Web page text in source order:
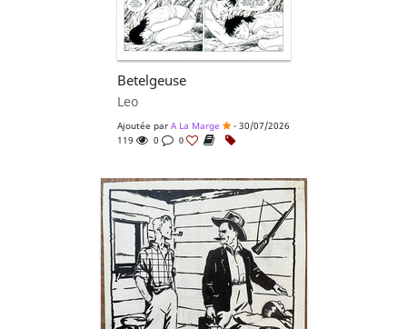
Betelgeuse
Leo
Ajoutée par A La Marge
- 30/07/2026
119
0 0